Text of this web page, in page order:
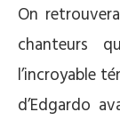
On
chanteurs
l’incroyable
d’Edgardo